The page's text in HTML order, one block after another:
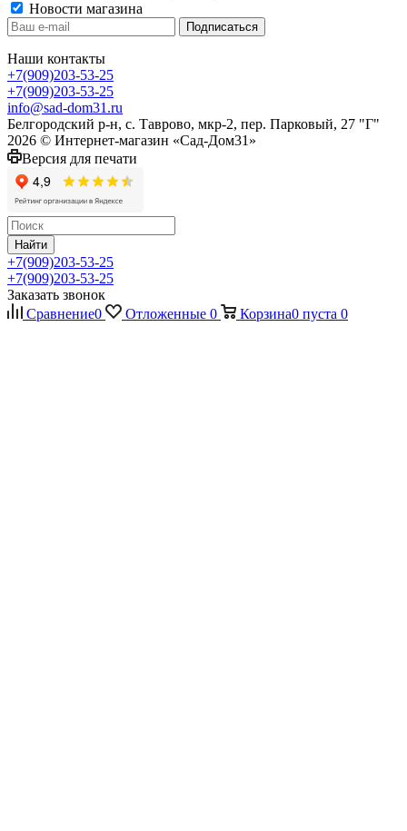
Новости магазина
Наши контакты
+7(909)203-53-25
+7(909)203-53-25
info@sad-dom31.ru
Белгородский р-н, с. Таврово, мкр-2, пер. Парковый, 27 "Г"
2026 © Интернет-магазин «Сад-Дом31»
Версия для печати
Найти
+7(909)203-53-25
+7(909)203-53-25
Заказать звонок
Сравнение0 Отложенные 0 Корзина0 пуста 0